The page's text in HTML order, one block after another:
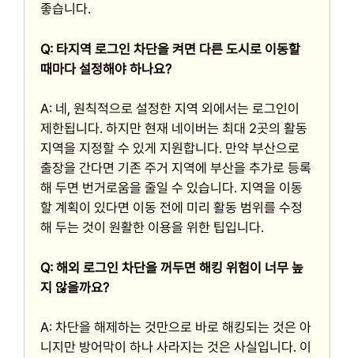
좋습니다.
Q: 타지역 로그인 차단을 켜면 다른 도시로 이동할
때마다 설정해야 하나요?
A: 네, 원칙적으로 설정한 지역 외에서는 로그인이
제한됩니다. 하지만 현재 네이버는 최대 2곳의 활동
지역을 지정할 수 있게 지원합니다. 만약 부산으로
출장을 간다면 기존 주거 지역에 부산을 추가로 등록
해 두면 번거로움을 줄일 수 있습니다. 지역을 이동
할 계획이 있다면 이동 전에 미리 활동 범위를 수정
해 두는 것이 원활한 이용을 위한 팁입니다.
Q: 해외 로그인 차단을 꺼두면 해킹 위험이 너무 높
지 않을까요?
A: 차단을 해제하는 것만으로 바로 해킹되는 것은 아
니지만 방어막이 하나 사라지는 것은 사실입니다. 이